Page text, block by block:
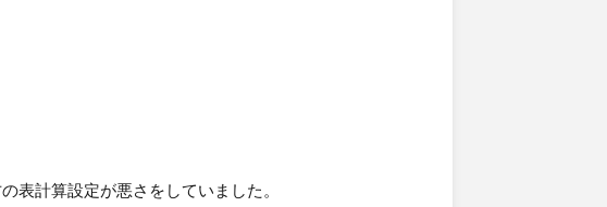
表計算設定が悪さをしていました。